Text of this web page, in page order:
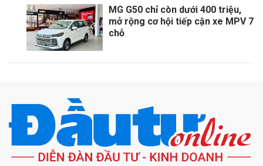
MG G50 chỉ còn dưới 400 triệu,
mở rộng cơ hội tiếp cận xe MPV 7
chỗ